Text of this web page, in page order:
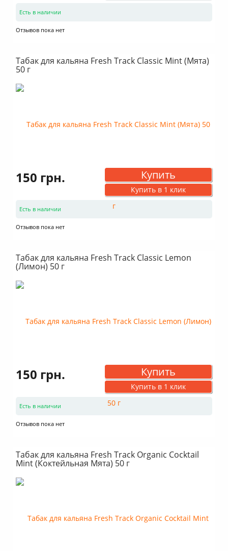
Есть в наличии
Отзывов пока нет
Табак для кальяна Fresh Track Classic Mint (Мята)
50 г
150 грн. Купить
Купить в 1 клик
Есть в наличии
Отзывов пока нет
Табак для кальяна Fresh Track Classic Lemon
(Лимон) 50 г
150 грн. Купить
Купить в 1 клик
Есть в наличии
Отзывов пока нет
Табак для кальяна Fresh Track Organic Cocktail
Mint (Коктейльная Мята) 50 г